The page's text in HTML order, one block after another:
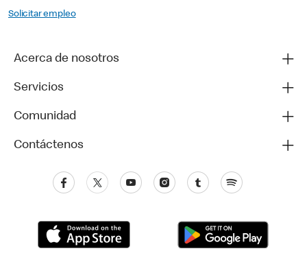
Solicitar empleo
Acerca de nosotros
Servicios
Comunidad
Contáctenos